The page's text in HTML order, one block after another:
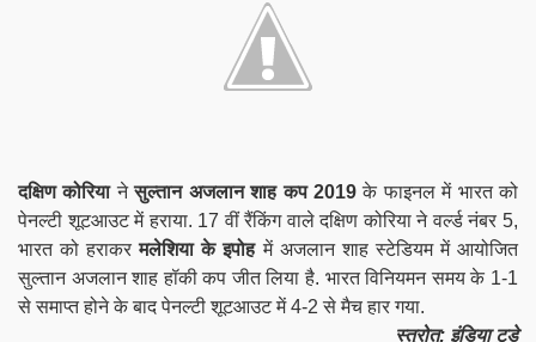
दक्षिण कोरियानेसुल्तान अजलान शाह कप 2019के फाइनल में भारत को
पेनल्टी शूटआउट में हराया. 17 वीं रैंकिंग वाले दक्षिण कोरिया ने वर्ल्ड नंबर 5,
भारत को हराकरमलेशिया के इपोहमें अजलान शाह स्टेडियम में आयोजित
सुल्तान अजलान शाह हॉकी कप जीत लिया है. भारत विनियमन समय के 1-1
से समाप्त होने के बाद पेनल्टी शूटआउट में 4-2 से मैच हार गया.
स्त्रोत: इंडिया टुडे